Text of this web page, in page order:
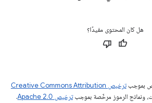
هل كان المحتوى مفيدًا؟
بموجب
ترخيص Creative Commons Attribution
ونماذج الرموز مرخّصة بموجبترخيص Apache 2.0‏
.